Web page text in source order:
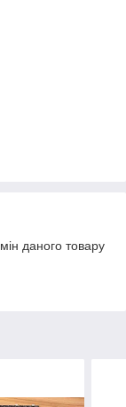
даного товару